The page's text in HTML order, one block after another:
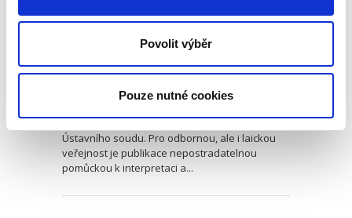
Povolit výběr
Pouze nutné cookies
783,00 Kč
všechny přijaté nálezy a vybraná usnesení
Ústavního soudu. Pro odbornou, ale i laickou
veřejnost je publikace nepostradatelnou
pomůckou k interpretaci a...